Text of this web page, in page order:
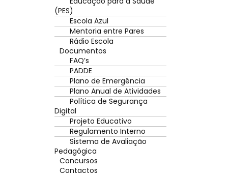
(PES)
Escola Azul
Mentoria entre Pares
Rádio Escola
Documentos
FAQ’s
PADDE
Plano de Emergência
Plano Anual de Atividades
Política de Segurança
Digital
Projeto Educativo
Regulamento Interno
Sistema de Avaliação
Pedagógica
Concursos
Contactos